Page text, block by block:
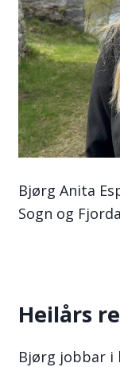
Bjørg Anita
Sogn og
Heilårs
Bjørg jobbar i